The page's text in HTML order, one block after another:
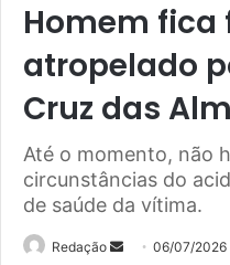
Homem fica
atropelado
Cruz das
Até o momento, não
circunstâncias do
de saúde da vítima.
Redação
Mande06/07/2026